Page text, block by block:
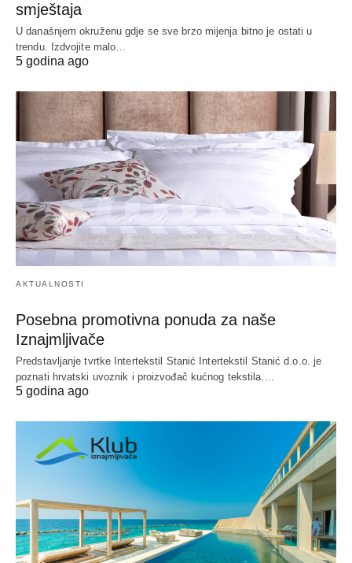
smještaja
U današnjem okruženu gdje se sve brzo mijenja bitno je ostati u
trendu. Izdvojite malo…
5 godina ago
AKTUALNOSTI
Posebna promotivna ponuda za naše
Iznajmljivače
Predstavljanje tvrtke Intertekstil Stanić Intertekstil Stanić d.o.o. je
poznati hrvatski uvoznik i proizvođač kućnog tekstila.…
5 godina ago